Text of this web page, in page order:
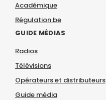
Académique
Régulation.be
GUIDE MÉDIAS
Radios
Télévisions
Opérateurs et distributeurs
Guide média